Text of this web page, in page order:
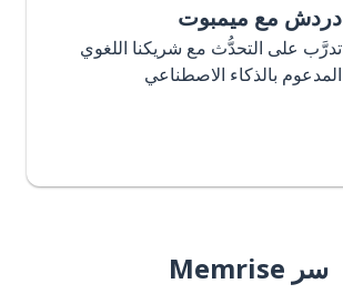
دردش مع ميمبوت
تدرَّب على التحدُّث مع شريكنا اللغوي
المدعوم بالذكاء الاصطناعي
سر Memrise